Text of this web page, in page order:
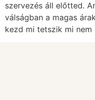
szervezés áll előtted.
válságban a magas
kezd mi tetszik mi